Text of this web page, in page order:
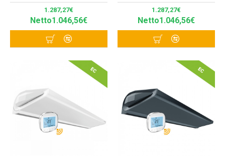
1.287,27€
Netto1.046,56€
1.287,27€
Netto1.046,56€